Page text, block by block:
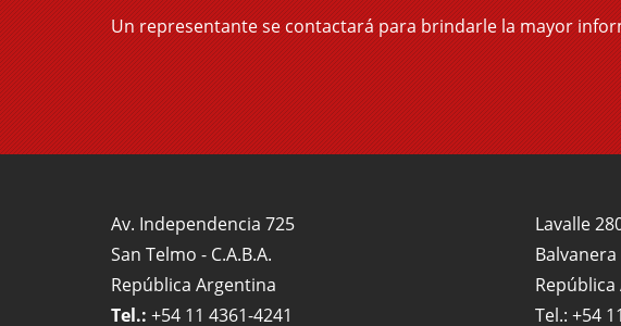
Un representante se contactará para brindarle la mayor
Av. Independencia 725
San Telmo - C.A.B.A.
República Argentina
Tel.: +54 11 4361-4241
Lavalle
Balvanera
Tel.: +54